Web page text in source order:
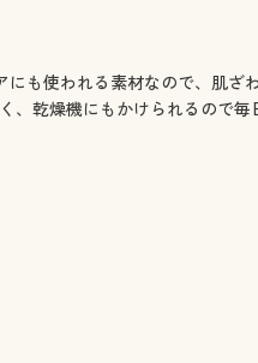
も使われる素材なので、肌ざ
乾燥機にもかけられるので毎